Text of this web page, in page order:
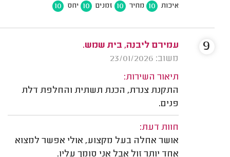
איכות 10 מחיר 10 זמנים 10 יחס 10
עמירם ליבנה, בית שמש.
משוב: 23/01/2026
תיאור השירות:
התקנת צנרת, הכנת תשתית והחלפת דלת
פנים.
חוות דעת:
אושר אחלה בעל מקצוע, אולי אפשר למצוא
אחד יותר זול אבל אני סומך עליו.
9